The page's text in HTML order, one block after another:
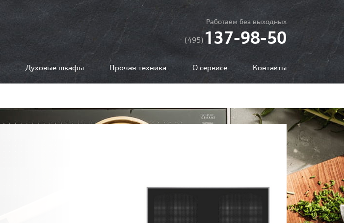
Работаем без выходных
(495)137-98-50
Духовые шкафы Прочая техника О сервисе Контакты